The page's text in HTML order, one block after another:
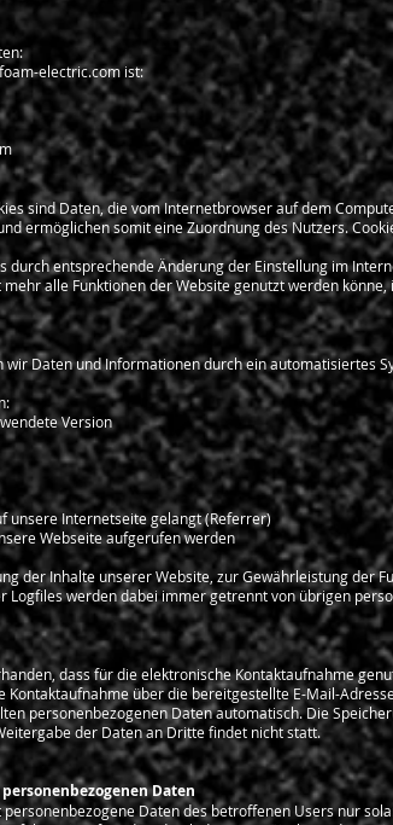
electric.comist:
sind Daten, die vom Internetbrowser auf dem
ermöglichen somit eine Zuordnung des Nutzers.
durch entsprechende Änderung der Einstellung im
alle Funktionen der Website genutzt werden
Daten und Informationen durch ein automatisiertes
Version
unsere Internetseite gelangt (Referrer)
Webseite aufgerufen werden
der Inhalte unserer Website, zur Gewährleistung der
Logfiles werden dabei immer getrennt von übrigen
dass für die elektronische Kontaktaufnahme
Kontaktaufnahme über die bereitgestellte E-Mail-
personenbezogenen Daten automatisch. Die
der Daten an Dritte findet nicht statt.
Daten
Daten des betroffenen Users nur